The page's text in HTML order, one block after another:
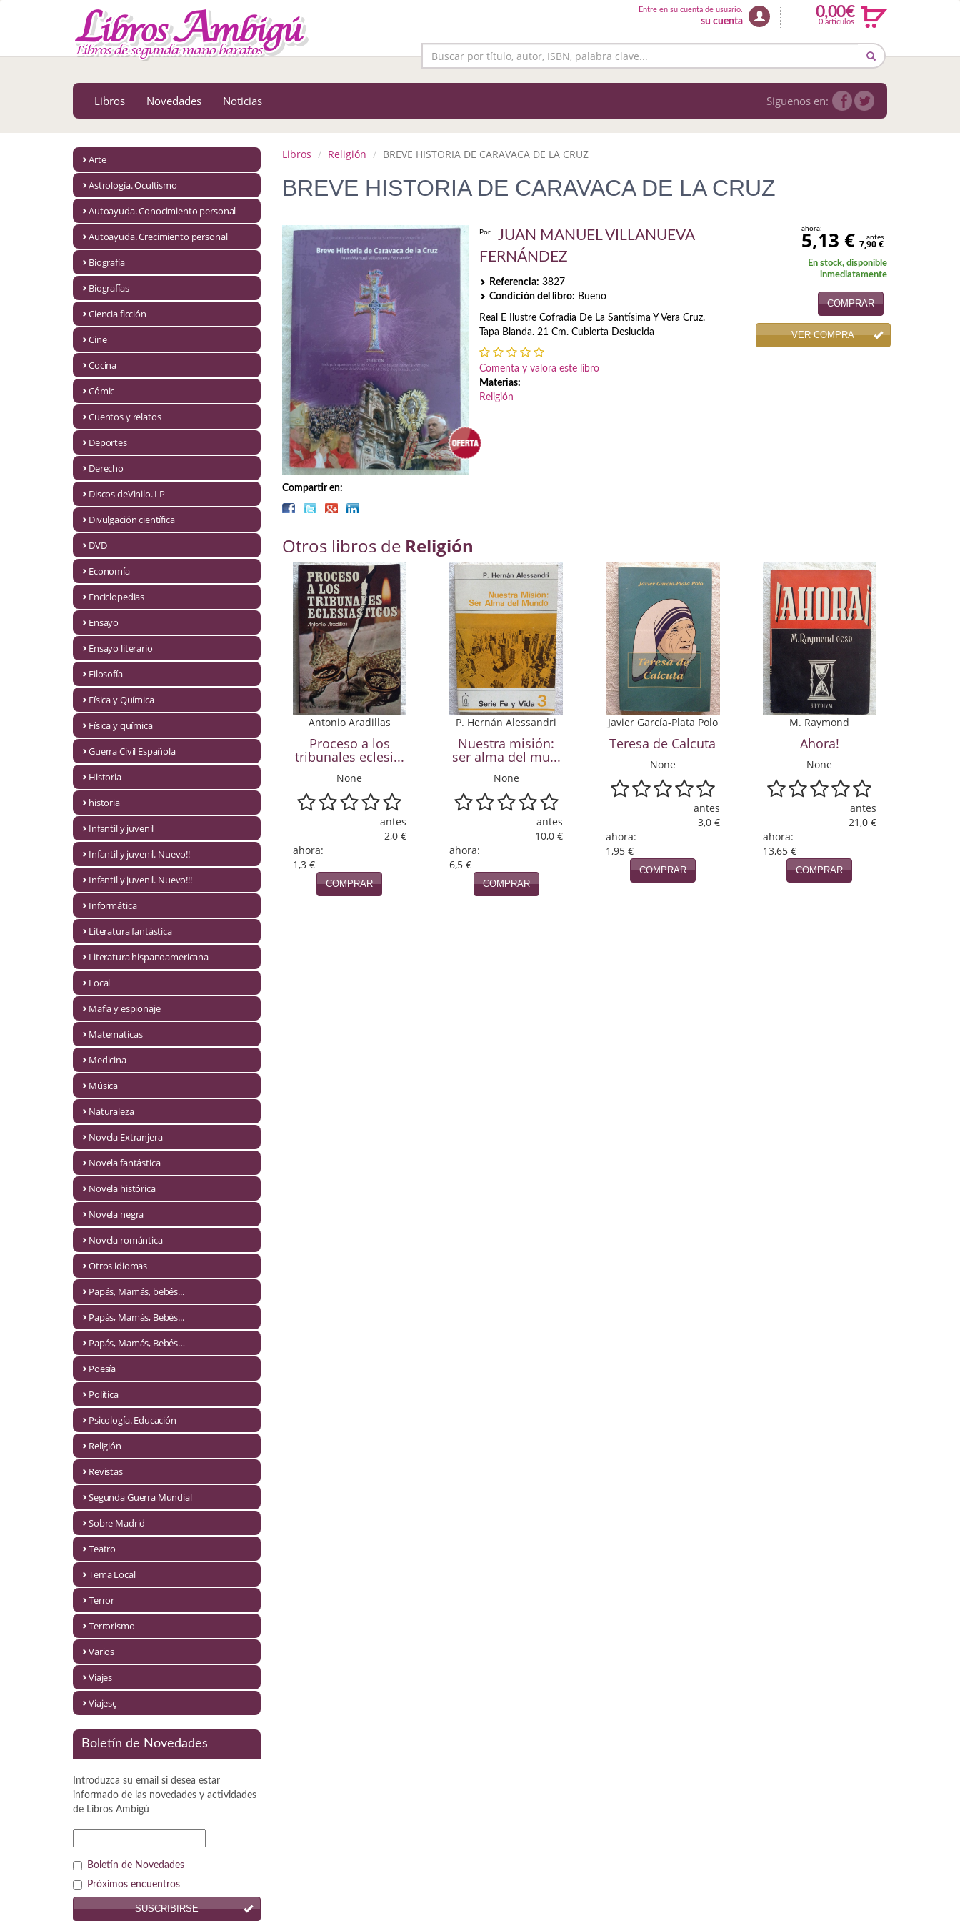
MENÚ PRINCIPAL
Astrología. Ocultismo
Autoayuda. Conocimiento personal
Autoayuda. Crecimiento personal
Ciencia ficción
Cuentos y relatos
Discos deVinilo. LP
Divulgación científica
Ensayo literario
Guerra Civil Española
Infantil y juvenil
Infantil y juvenil. Nuevo!!
Infantil y juvenil. Nuevo!!!
Literatura fantástica
Literatura hispanoamericana
Mafia y espionaje
Novela Extranjera
Novela fantástica
Novela romántica
Otros idiomas
Papás, Mamás, bebés...
Papás, Mamás, Bebés...
Papás, Mamás, Bebés…
Psicología. Educación
Segunda Guerra Mundial
Entre en su cuenta de usuario.
su cuenta
0,00€
0 articulos
Libros Novedades Noticias Siguenos en:
Arte
Astrología. Ocultismo
Autoayuda. Conocimiento personal
Autoayuda. Crecimiento personal
Biografía
Biografías
Ciencia ficción
Cine
Cocina
Cómic
Cuentos y relatos
Deportes
Derecho
Discos deVinilo. LP
Divulgación científica
DVD
Economía
Enciclopedias
Ensayo
Ensayo literario
Filosofía
Física y Química
Física y química
Guerra Civil Española
Historia
historia
Infantil y juvenil
Infantil y juvenil. Nuevo!!
Infantil y juvenil. Nuevo!!!
Informática
Literatura fantástica
Literatura hispanoamericana
Local
Mafia y espionaje
Matemáticas
Medicina
Música
Naturaleza
Novela Extranjera
Novela fantástica
Novela histórica
Novela negra
Novela romántica
Otros idiomas
Papás, Mamás, bebés...
Papás, Mamás, Bebés...
Papás, Mamás, Bebés…
Poesía
Política
Psicología. Educación
Religión
Revistas
Segunda Guerra Mundial
Sobre Madrid
Teatro
Tema Local
Terror
Terrorismo
Varios
Viajes
Viajesç
Boletín de Novedades
Introduzca su email si desea estar
informado de las novedades y actividades
de Libros Ambigú
Boletín de Novedades
Próximos encuentros
SUSCRIBIRSE
Libros Religión BREVE HISTORIA DE CARAVACA DE LA CRUZ
BREVE HISTORIA DE CARAVACA DE LA CRUZ
Compartir en:
Por
JUAN MANUEL VILLANUEVA
FERNÁNDEZ
Referencia: 3827
Condición del libro: Bueno
Real E Ilustre Cofradia De La Santísima Y Vera Cruz.
Tapa Blanda. 21 Cm. Cubierta Deslucida
Comenta y valora este libro
Materias:
Religión
ahora:
5,13 € antes
7,90 €
En stock, disponible
inmediatamente
COMPRAR
VER COMPRA
Otros libros de Religión
Antonio Aradillas
Proceso a los
tribunales eclesi...
None
antes
2,0 €
ahora:
1,3 €
COMPRAR
P. Hernán Alessandri
Nuestra misión:
ser alma del mu...
None
antes
10,0 €
ahora:
6,5 €
COMPRAR
Javier García-Plata Polo
Teresa de Calcuta
None
antes
3,0 €
ahora:
1,95 €
COMPRAR
M. Raymond
Ahora!
None
antes
21,0 €
ahora:
13,65 €
COMPRAR